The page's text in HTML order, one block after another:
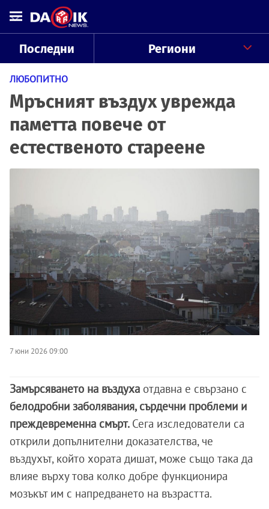
Последни Региони
ЛЮБОПИТНО
Мръсният въздух уврежда
паметта повече от
естественото стареене
7 юни 2026 09:00
Замърсяването на въздуха отдавна е свързано с
белодробни заболявания, сърдечни проблеми и
преждевременна смърт. Сега изследователи са
открили допълнителни доказателства, че
въздухът, който хората дишат, може също така да
влияе върху това колко добре функционира
мозъкът им с напредването на възрастта.